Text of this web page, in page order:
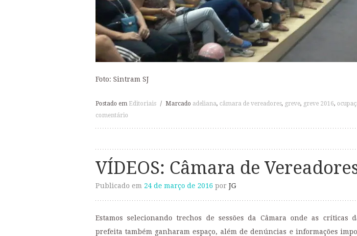
Foto: Sintram SJ
Postado em Editoriais / Marcado adeliana, câmara de vereadores, greve, greve 2016,
comentário
VÍDEOS: Câmara de
Publicado em 24 de março de 2016 por JG
Estamos selecionando trechos de sessões da Câmara onde as críticas
prefeita também ganharam espaço, além de denúncias e informações